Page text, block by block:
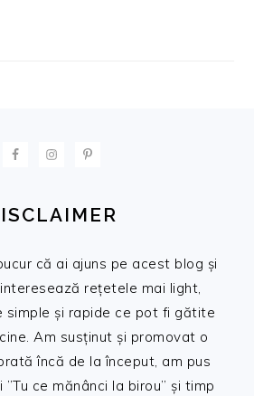
că ai ajuns pe acest blog și
rețetele mai light,
simple și rapide ce pot fi gătite
Am susținut și promovat o
încă de la început, am pus
ce mănânci la birou” și timp